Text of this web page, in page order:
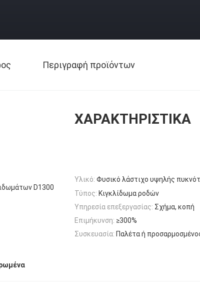
Περιγραφή προϊόντων
ΧΑΡΑΚΤΗΡΙΣΤΙΚΆ
D1300
Υλικό: Φυσικό λάστιχο υψηλής
Τύπος: Κιγκλίδωμα ροδών
Υπηρεσία επεξεργασίας: Σχήμα, κοπή
Επιμήκυνση: ≥300%
Συσκευασία: Παλέτα ή